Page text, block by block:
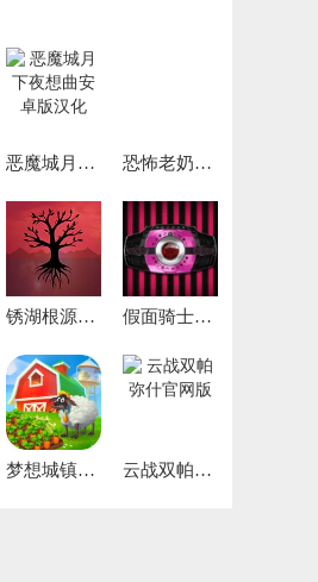
恶魔城月下夜想曲安卓版汉化 恐怖老奶奶2联机版
锈湖根源免费版 假面骑士帝骑模拟器
梦想城镇官网版 云战双帕弥什官网版